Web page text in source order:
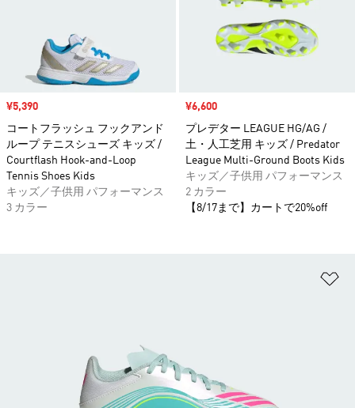
セール価格
¥5,390
コートフラッシュ フックアンド
ループ テニスシューズ キッズ /
Courtflash Hook-and-Loop
Tennis Shoes Kids
キッズ／子供用 パフォーマンス
3 カラー
セール価格
¥6,600
プレデター LEAGUE HG/AG /
土・人工芝用 キッズ / Predator
League Multi-Ground Boots Kids
キッズ／子供用 パフォーマンス
2 カラー
【8/17まで】カートで20%off